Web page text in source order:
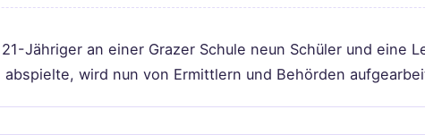
Jähriger an einer Grazer Schule neun Schüler und eine
wird nun von Ermittlern und Behörden